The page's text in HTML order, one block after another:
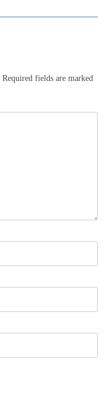
Required fields are marked